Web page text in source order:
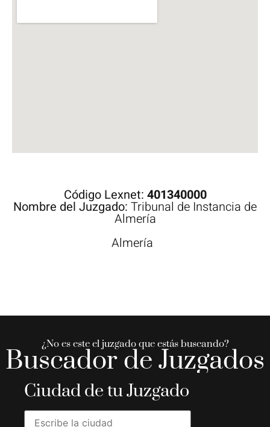
Código Lexnet: 401340000
Nombre del Juzgado: Tribunal de Instancia de
Almería
Almería
¿No es este el juzgado que estás buscando?
Buscador de Juzgados
Ciudad de tu Juzgado